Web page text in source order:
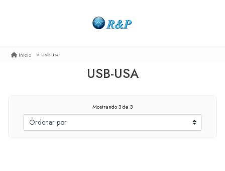
Inicio Usb-usa
USB-USA
Mostrando 3 de 3